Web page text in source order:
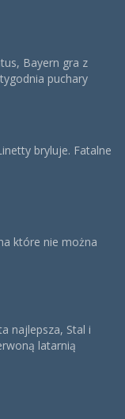
Bayern gra z
puchary
bryluje. Fatalne
które nie można
najlepsza, Stal i
latarnią